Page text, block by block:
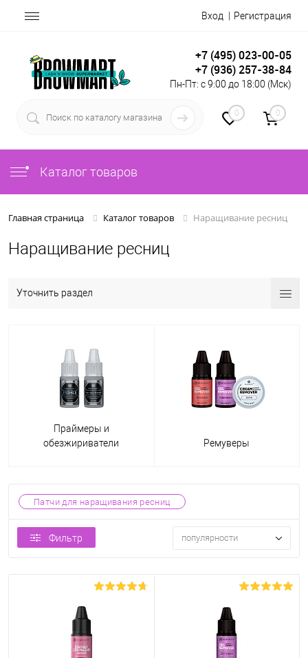
Вход Регистрация
+7 (495) 023-00-05
+7 (936) 257-38-84
Пн-Пт: с 9:00 до 18:00 (Мск)
0 0
Каталог товаров
Главная страница Каталог товаров Наращивание ресниц
Наращивание ресниц
Уточнить раздел
Праймеры и
обезжириватели
Ремуверы
Патчи для наращивания ресниц
Фильтр популярности